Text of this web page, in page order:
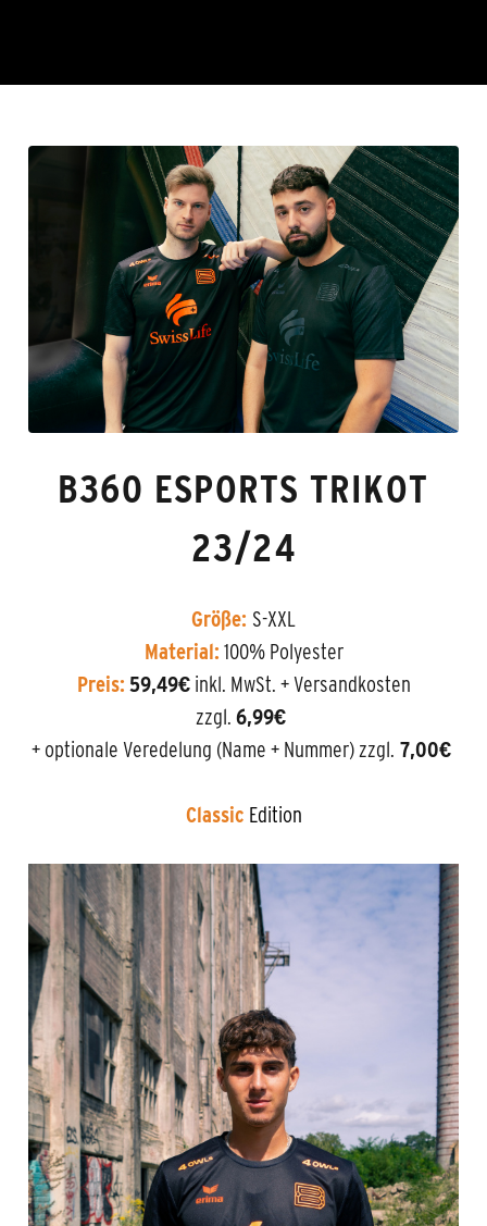
B360 ESPORTS TRIKOT
23/24
Größe: S-XXL
Material: 100% Polyester
Preis: 59,49€inkl. MwSt. + Versandkosten
zzgl. 6,99€
+ optionale Veredelung (Name + Nummer) zzgl. 7,00€
Classic Edition